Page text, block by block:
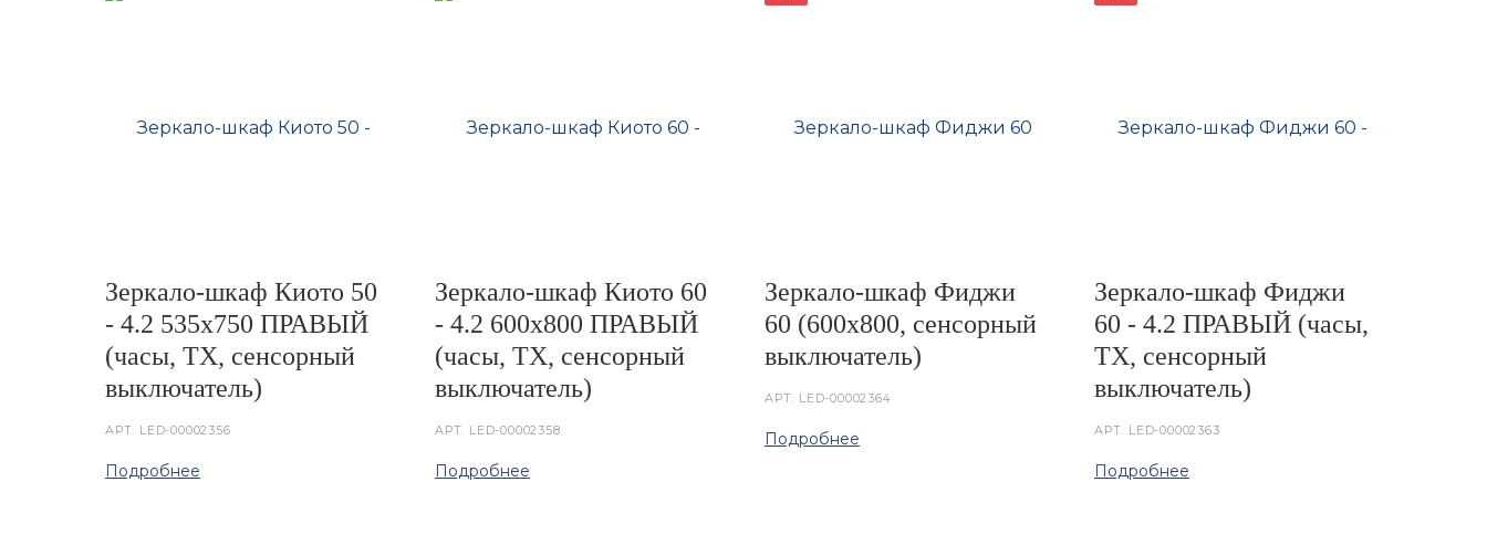
Зеркало-шкаф Киото 50
- 4.2 535х750 ПРАВЫЙ
(часы, ТХ, сенсорный
выключатель)
АРТ. LED-00002356
Подробнее
Зеркало-шкаф Киото 60
- 4.2 600х800 ПРАВЫЙ
(часы, ТХ, сенсорный
выключатель)
АРТ. LED-00002358
Подробнее
Зеркало-шкаф Фиджи
60 (600х800, сенсорный
выключатель)
АРТ. LED-00002364
Подробнее
Зеркало-шкаф Фиджи
60 - 4.2 ПРАВЫЙ (часы,
ТХ, сенсорный
выключатель)
АРТ. LED-00002363
Подробнее